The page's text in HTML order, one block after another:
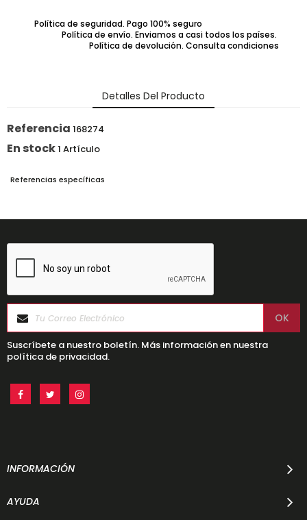
Política de seguridad. Pago 100% seguro
Política de envío. Enviamos a casi todos los países.
Política de devolución. Consulta condiciones
Detalles Del Producto
Referencia 168274
En stock1 Artículo
Referencias específicas
Suscríbete a nuestro boletín. Más información en nuestra
política de privacidad.
INFORMACIÓN
AYUDA